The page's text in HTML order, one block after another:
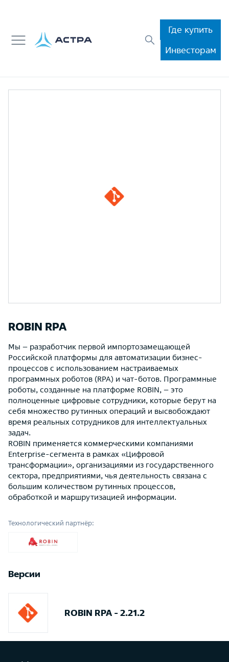
Где купить
Инвесторам
ROBIN RPA
Мы – разработчик первой импортозамещающей
Российской платформы для автоматизации бизнес-
процессов с использованием настраиваемых
программных роботов (RPA) и чат-ботов. Программные
роботы, созданные на платформе ROBIN, – это
полноценные цифровые сотрудники, которые берут на
себя множество рутинных операций и высвобождают
время реальных сотрудников для интеллектуальных
задач.
ROBIN применяется коммерческими компаниями
Enterprise-сегмента в рамках «Цифровой
трансформации», организациями из государственного
сектора, предприятиями, чья деятельность связана с
большим количеством рутинных процессов,
обработкой и маршрутизацией информации.
Технологический партнёр:
Версии
ROBIN RPA - 2.21.2